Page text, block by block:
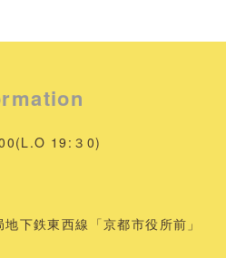
19:３0)
下鉄東西線「京都市役所前」